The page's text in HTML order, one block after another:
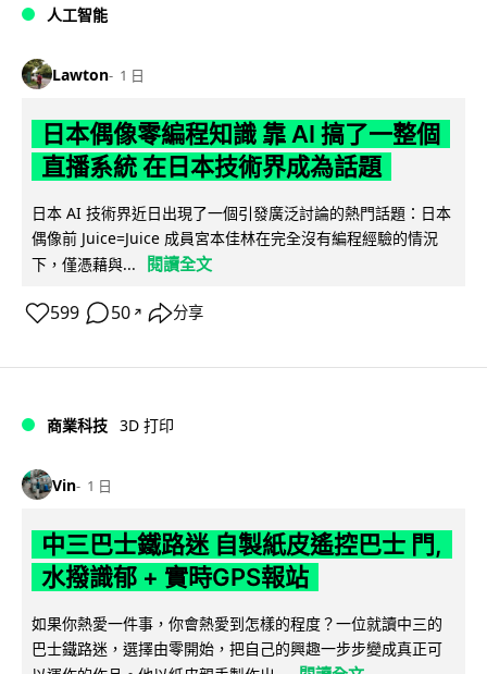
人工智能
Lawton 1 日
日本偶像零編程知識 靠 AI 搞了一整個
直播系統 在日本技術界成為話題
日本 AI 技術界近日出現了一個引發廣泛討論的熱門話題：日本
偶像前 Juice=Juice 成員宮本佳林在完全沒有編程經驗的情況
下，僅憑藉與...
閱讀全文
599 50 ↗ 分享
商業科技 3D 打印
Vin 1 日
中三巴士鐵路迷 自製紙皮遙控巴士 門,
水撥識郁 + 實時GPS報站
如果你熱愛一件事，你會熱愛到怎樣的程度？一位就讀中三的
巴士鐵路迷，選擇由零開始，把自己的興趣一步步變成真正可